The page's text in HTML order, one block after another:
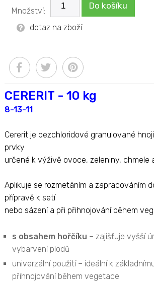
Množství: Do košíku
dotaz na zboží
CERERIT - 10 kg
8-13-11
Cererit je bezchloridové granulované
prvky
určené k výživě ovoce, zeleniny, chmele
Aplikuje se rozmetáním a zapracováním
přípravě k setí
nebo sázení a při přihnojování během
s obsahem hořčíku – zajišťuje vyšší
vybarvení plodů
univerzální použití – ideální k
přihnojování během vegetace